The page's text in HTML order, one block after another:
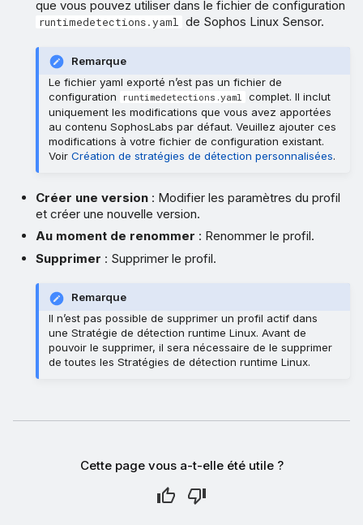
que vous pouvez utiliser dans le fichier de configuration
runtimedetections.yaml de Sophos Linux Sensor.
Remarque
Le fichier yaml exporté n’est pas un fichier de
configuration
runtimedetections.yaml
complet. Il inclut
uniquement les modifications que vous avez apportées
au contenu SophosLabs par défaut. Veuillez ajouter ces
modifications à votre fichier de configuration existant.
VoirCréation de stratégies de détection personnalisées.
Créer une version : Modifier les paramètres du profil
et créer une nouvelle version.
Au moment de renommer : Renommer le profil.
Supprimer : Supprimer le profil.
Remarque
Il n’est pas possible de supprimer un profil actif dans
une Stratégie de détection runtime Linux. Avant de
pouvoir le supprimer, il sera nécessaire de le supprimer
de toutes les Stratégies de détection runtime Linux.
Cette page vous a-t-elle été utile ?